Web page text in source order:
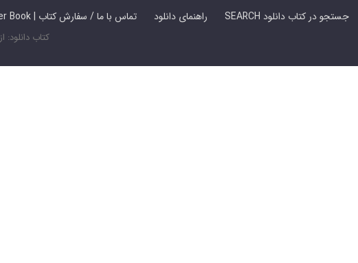
Contact Us / Order Book | تماس با ما / سفارش کتاب راهنمای دانلود SEARCH جستجو در کتاب دانلود
کتاب دانلود: از 1391 تا کنون - تمامی حقوق محفوظ است